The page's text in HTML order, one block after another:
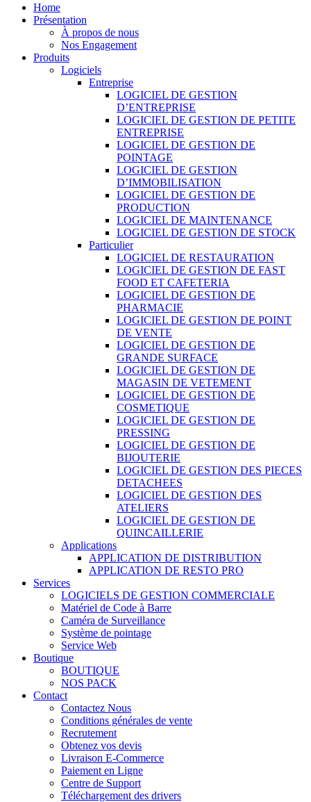
Home
Présentation
À propos de nous
Nos Engagement
Produits
Logiciels
Entreprise
LOGICIEL DE GESTION
D’ENTREPRISE
LOGICIEL DE GESTION DE PETITE
ENTREPRISE
LOGICIEL DE GESTION DE
POINTAGE
LOGICIEL DE GESTION
D’IMMOBILISATION
LOGICIEL DE GESTION DE
PRODUCTION
LOGICIEL DE MAINTENANCE
LOGICIEL DE GESTION DE STOCK
Particulier
LOGICIEL DE RESTAURATION
LOGICIEL DE GESTION DE FAST
FOOD ET CAFETERIA
LOGICIEL DE GESTION DE
PHARMACIE
LOGICIEL DE GESTION DE POINT
DE VENTE
LOGICIEL DE GESTION DE
GRANDE SURFACE
LOGICIEL DE GESTION DE
MAGASIN DE VETEMENT
LOGICIEL DE GESTION DE
COSMETIQUE
LOGICIEL DE GESTION DE
PRESSING
LOGICIEL DE GESTION DE
BIJOUTERIE
LOGICIEL DE GESTION DES PIECES
DETACHEES
LOGICIEL DE GESTION DES
ATELIERS
LOGICIEL DE GESTION DE
QUINCAILLERIE
Applications
APPLICATION DE DISTRIBUTION
APPLICATION DE RESTO PRO
Services
LOGICIELS DE GESTION COMMERCIALE
Matériel de Code à Barre
Caméra de Surveillance
Système de pointage
Service Web
Boutique
BOUTIQUE
NOS PACK
Contact
Contactez Nous
Conditions générales de vente
Recrutement
Obtenez vos devis
Livraison E-Commerce
Paiement en Ligne
Centre de Support
Téléchargement des drivers